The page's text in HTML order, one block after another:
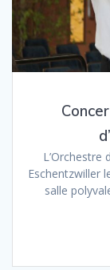
L’Orchestre
Eschentzwiller
salle